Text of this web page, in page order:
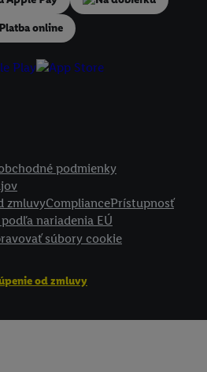
online
podmienky
zmluvyCompliancePrístupnosť
nariadenia EÚ
súbory cookie
od zmluvy
údajov.
" môžete povoliť iba používanie
Súhlasím" vyjadríte súhlas so spracúvaním
informácie vrátane informácií o dobe